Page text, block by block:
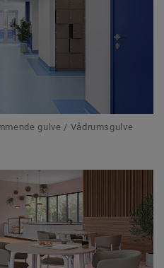
gulve / Vådrumsgulve